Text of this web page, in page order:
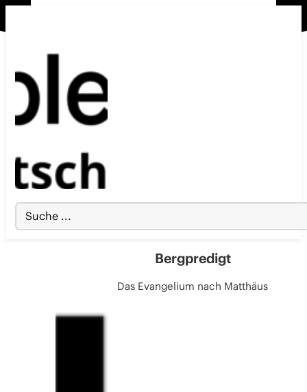
Search
...
Bergpredigt
Das Evangelium nach Matthäus